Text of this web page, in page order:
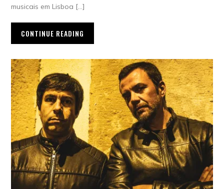
musicais em Lisboa […]
CONTINUE READING